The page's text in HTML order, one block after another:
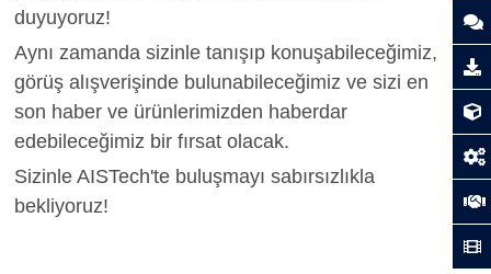
duyuyoruz!
Aynı zamanda sizinle tanışıp konuşabileceğimiz,
görüş alışverişinde bulunabileceğimiz ve sizi en
son haber ve ürünlerimizden haberdar
edebileceğimiz bir fırsat olacak.
Sizinle AISTech'te buluşmayı sabırsızlıkla
bekliyoruz!